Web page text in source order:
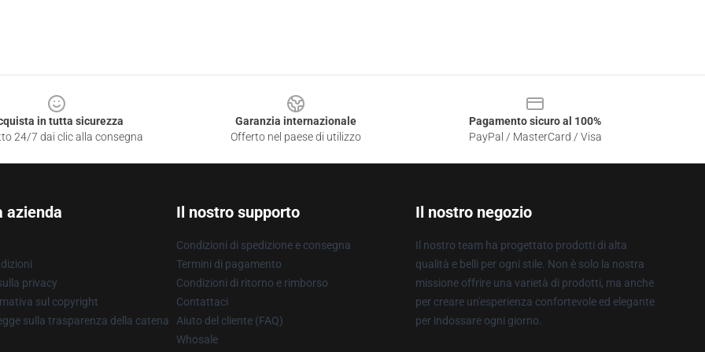
in tutta sicurezza
24/7 dai clic alla consegna
Garanzia internazionale
Offerto nel paese di utilizzo
Pagamento sicuro al 100%
PayPal / MasterCard / Visa
azienda
privacy
sul copyright
sulla trasparenza della catena
Il nostro supporto
Condizioni di spedizione e consegna
Termini di pagamento
Condizioni di ritorno e rimborso
Contattaci
Aiuto del cliente (FAQ)
Whosale
Il nostro negozio
Il nostro team ha progettato prodotti di alta
qualità e belli per ogni stile. Non è solo la nostra
missione offrire una varietà di prodotti, ma anche
per creare un'esperienza confortevole ed elegante
per indossare ogni giorno.